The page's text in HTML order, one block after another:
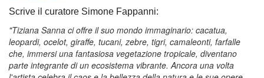
Scrive il curatore Simone Fappanni:
"Tiziana Sanna ci offre il suo mondo immaginario: cacatua,
leopardi, ocelot, giraffe, tucani, zebre, tigri, camaleonti, farfalle
che, immersi una fantasiosa vegetazione tropicale, diventano
parte integrante di un ecosistema vibrante. Ancora una volta